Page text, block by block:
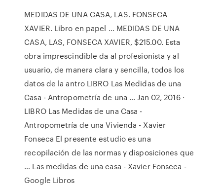
MEDIDAS DE UNA CASA, LAS. FONSECA
XAVIER. Libro en papel ... MEDIDAS DE UNA
CASA, LAS, FONSECA XAVIER, $215.00. Esta
obra imprescindible da al profesionista y al
usuario, de manera clara y sencilla, todos los
datos de la antro LIBRO Las Medidas de una
Casa - Antropometría de una ... Jan 02, 2016 ·
LIBRO Las Medidas de una Casa -
Antropometría de una Vivienda - Xavier
Fonseca El presente estudio es una
recopilación de las normas y disposiciones que
… Las medidas de una casa - Xavier Fonseca -
Google Libros